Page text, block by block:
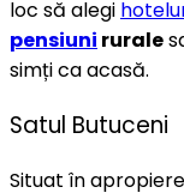
loc să alegi
pensiuni rurale
simți ca acasă.
Satul Butuceni
Situat în